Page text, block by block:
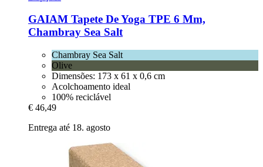
GAIAM Tapete De Yoga TPE 6 Mm,
Chambray Sea Salt
Chambray Sea Salt
Olive
Dimensões: 173 x 61 x 0,6 cm
Acolchoamento ideal
100% reciclável
€ 46,49
Entrega até 18. agosto